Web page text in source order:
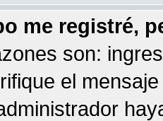
me registré,
son:
el